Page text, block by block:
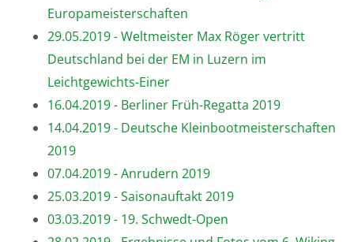
Europameisterschaften
29.05.2019 - Weltmeister Max Röger vertritt
Deutschland bei der EM in Luzern im
Leichtgewichts-Einer
16.04.2019 - Berliner Früh-Regatta 2019
14.04.2019 - Deutsche Kleinbootmeisterschaften
2019
07.04.2019 - Anrudern 2019
25.03.2019 - Saisonauftakt 2019
03.03.2019 - 19. Schwedt-Open